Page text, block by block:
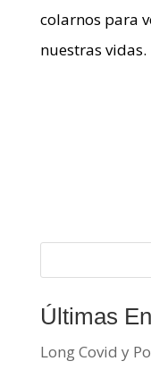
colarnos para
nuestras vidas.
Últimas
Long Covid y